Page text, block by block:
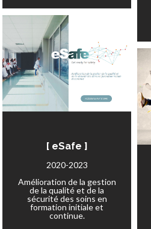
[ eSafe ]
2020-2023
Amélioration de la gestion
de la qualité et de la
sécurité des soins en
formation initiale et
continue.